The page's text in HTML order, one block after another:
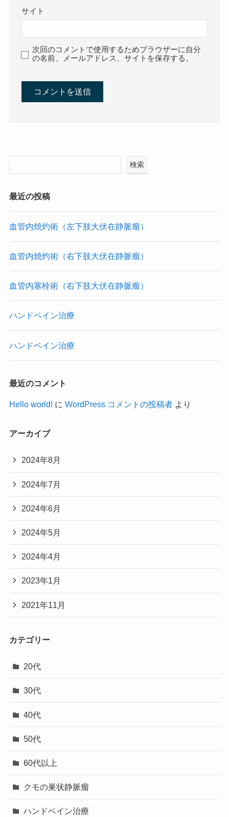
サイト
次回のコメントで使用するためブラウザーに自分
の名前、メールアドレス、サイトを保存する。
検索
最近の投稿
血管内焼灼術（左下肢大伏在静脈瘤）
血管内焼灼術（右下肢大伏在静脈瘤）
血管内塞栓術（右下肢大伏在静脈瘤）
ハンドベイン治療
ハンドベイン治療
最近のコメント
Hello world! に WordPress コメントの投稿者より
アーカイブ
2024年8月
2024年7月
2024年6月
2024年5月
2024年4月
2023年1月
2021年11月
カテゴリー
20代
30代
40代
50代
60代以上
クモの巣状静脈瘤
ハンドベイン治療